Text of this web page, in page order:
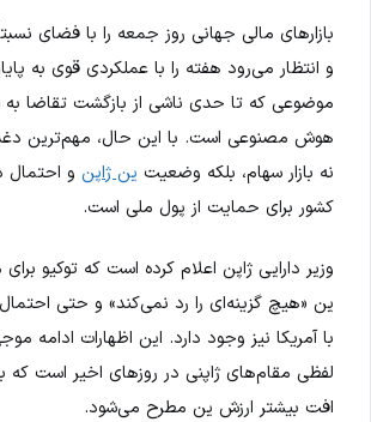
بازارهای مالی جهانی روز جمعه را با فضای
و انتظار می‌رود هفته را با عملکردی قوی به
موضوعی که تا حدی ناشی از بازگشت تقاضا به
هوش مصنوعی است. با این حال، مهم‌ترین
نه بازار سهام، بلکه وضعیت ین ژاپن و
کشور برای حمایت از پول ملی است.
وزیر دارایی ژاپن اعلام کرده است که توکیو
ین «هیچ گزینه‌ای را رد نمی‌کند» و حتی
با آمریکا نیز وجود دارد. این اظهارات ادامه
لفظی مقام‌های ژاپنی در روزهای اخیر است که
افت بیشتر ارزش ین مطرح می‌شود.